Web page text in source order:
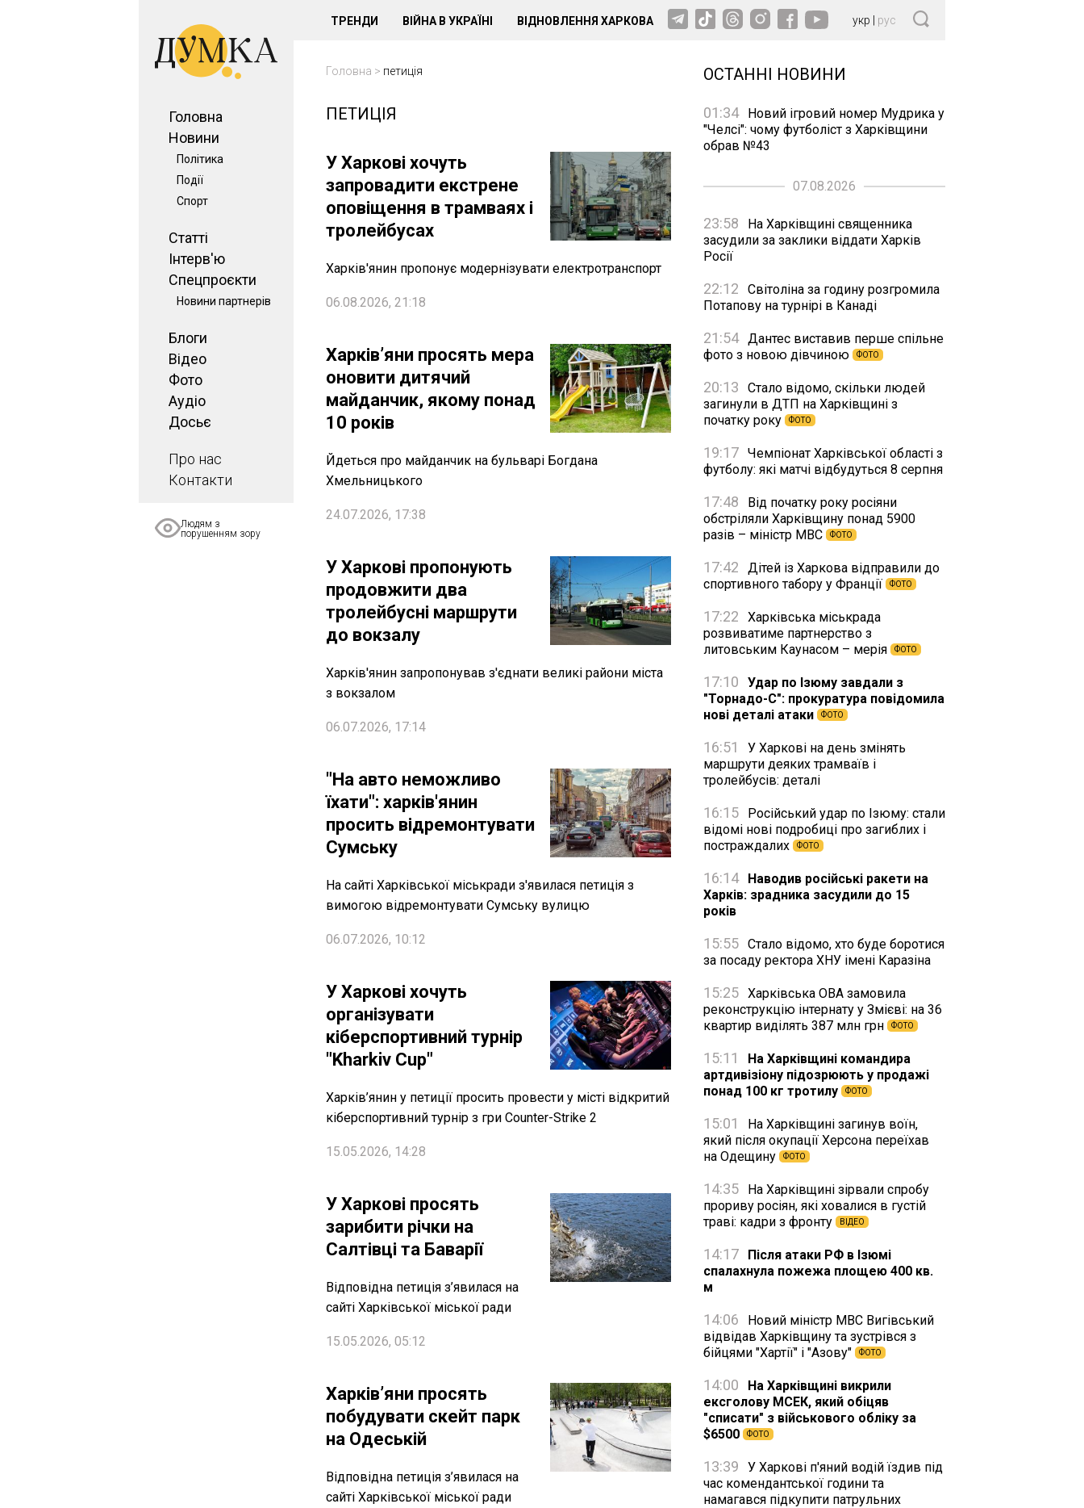
Головна
Новини
Політика
Події
Спорт
Статті
Інтерв'ю
Спецпроєкти
Новини партнерів
Блоги
Відео
Фото
Аудіо
Досьє
Про нас
Контакти
Людям з
порушенням зору
ТРЕНДИ ВІЙНА В УКРАЇНІ ВІДНОВЛЕННЯ ХАРКОВА укр рус
Головна > петиція
ПЕТИЦІЯ
У Харкові хочуть
запровадити екстрене
оповіщення в трамваях і
тролейбусах
Харків'янин пропонує модернізувати електротранспорт
06.08.2026, 21:18
Харківʼяни просять мера
оновити дитячий
майданчик, якому понад
10 років
Йдеться про майданчик на бульварі Богдана
Хмельницького
24.07.2026, 17:38
У Харкові пропонують
продовжити два
тролейбусні маршрути
до вокзалу
Харків'янин запропонував з'єднати великі райони міста
з вокзалом
06.07.2026, 17:14
"На авто неможливо
їхати": харків'янин
просить відремонтувати
Сумську
На сайті Харківської міськради з'явилася петиція з
вимогою відремонтувати Сумську вулицю
06.07.2026, 10:12
У Харкові хочуть
організувати
кіберспортивний турнір
"Kharkiv Cup"
Харків’янин у петиції просить провести у місті відкритий
кіберспортивний турнір з гри Counter-Strike 2
15.05.2026, 14:28
У Харкові просять
зарибити річки на
Салтівці та Баварії
Відповідна петиція з’явилася на
сайті Харківської міської ради
15.05.2026, 05:12
Харків’яни просять
побудувати скейт парк
на Одеській
Відповідна петиція з’явилася на
сайті Харківської міської ради
ОСТАННІ НОВИНИ
01:34
Новий ігровий номер Мудрика у
"Челсі": чому футболіст з Харківщини
обрав №43
07.08.2026
23:58
На Харківщині священника
засудили за заклики віддати Харків
Росії
22:12
Світоліна за годину розгромила
Потапову на турнірі в Канаді
21:54 Дантес виставив перше спільне
фото з новою дівчиною
ФОТО
20:13
Стало відомо, скільки людей
загинули в ДТП на Харківщині з
початку року
ФОТО
19:17 Чемпіонат Харківської області з
футболу: які матчі відбудуться 8 серпня
17:48
Від початку року росіяни
обстріляли Харківщину понад 5900
разів – міністр МВС
ФОТО
17:42
Дітей із Харкова відправили до
спортивного табору у Франції
ФОТО
17:22
Харківська міськрада
розвиватиме партнерство з
литовським Каунасом – мерія
ФОТО
17:10
Удар по Ізюму завдали з
"Торнадо-С": прокуратура повідомила
нові деталі атаки
ФОТО
16:51
У Харкові на день змінять
маршрути деяких трамваїв і
тролейбусів: деталі
16:15
Російський удар по Ізюму: стали
відомі нові подробиці про загиблих і
постраждалих
ФОТО
16:14
Наводив російські ракети на
Харків: зрадника засудили до 15
років
15:55 Стало відомо, хто буде боротися
за посаду ректора ХНУ імені Каразіна
15:25 Харківська ОВА замовила
реконструкцію інтернату у Змієві: на 36
квартир виділять 387 млн грн
ФОТО
15:11
На Харківщині командира
артдивізіону підозрюють у продажі
понад 100 кг тротилу
ФОТО
15:01
На Харківщині загинув воїн,
який після окупації Херсона переїхав
на Одещину
ФОТО
14:35
На Харківщині зірвали спробу
прориву росіян, які ховалися в густій
траві: кадри з фронту
ВІДЕО
14:17
Після атаки РФ в Ізюмі
спалахнула пожежа площею 400 кв.
м
14:06
Новий міністр МВС Вигівський
відвідав Харківщину та зустрівся з
бійцями "Хартії" і "Азову"
ФОТО
14:00
На Харківщині викрили
ексголову МСЕК, який обіцяв
"списати" з військового обліку за
$6500
ФОТО
13:39
У Харкові п'яний водій їздив під
час комендантської години та
намагався підкупити патрульних